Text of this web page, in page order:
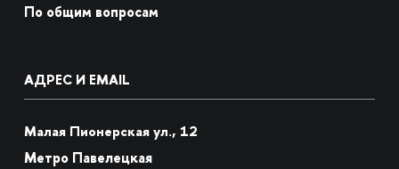
По общим вопросам
АДРЕС И EMAIL
Малая Пионерская ул., 12
Метро Павелецкая